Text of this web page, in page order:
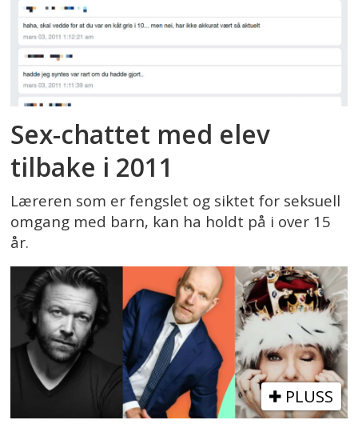
Sex-chattet med elev
tilbake i 2011
Læreren som er fengslet og siktet for seksuell
omgang med barn, kan ha holdt på i over 15
år.
PLUSS